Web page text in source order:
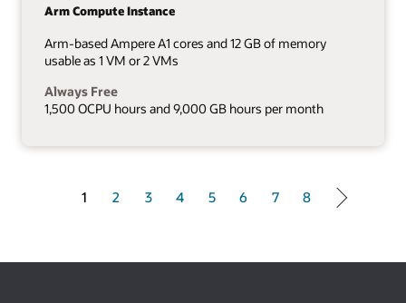
Arm Compute Instance
Arm-based Ampere A1 cores and 12 GB of memory
usable as 1 VM or 2 VMs
Always Free
1,500 OCPU hours and 9,000 GB hours per month
1
2 3 4 5 6 7 8